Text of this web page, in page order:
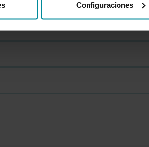
Configuraciones